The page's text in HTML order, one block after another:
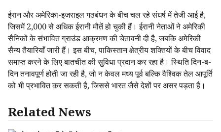
ईरान और अमेरिका-इजराइल गठबंधन के बीच चल रहे संघर्ष में तेजी आई है,
जिसमें 2,000 से अधिक ईरानी मौतें हो चुकी हैं। ईरानी नेताओं ने अमेरिकी
सैनिकों के संभावित ग्राउंड आक्रमण की चेतावनी दी है, जबकि अमेरिकी
सैन्य तैयारियाँ जारी हैं। इस बीच, पाकिस्तान क्षेत्रीय शक्तियों के बीच विवाद
समाप्त करने के लिए बातचीत की सुविधा प्रदान कर रहा है। स्थिति दिन-ब-
दिन तनावपूर्ण होती जा रही है, जो न केवल मध्य पूर्व बल्कि वैश्विक तेल आपूर्ति
को भी प्रभावित कर सकती है, जिससे भारत जैसे देशों पर असर पड़ता है।
Related News